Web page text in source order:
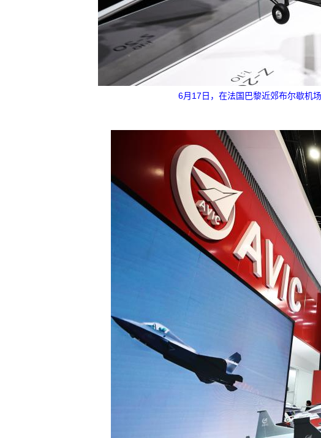
6月17日，在法国巴黎近郊布尔歇机